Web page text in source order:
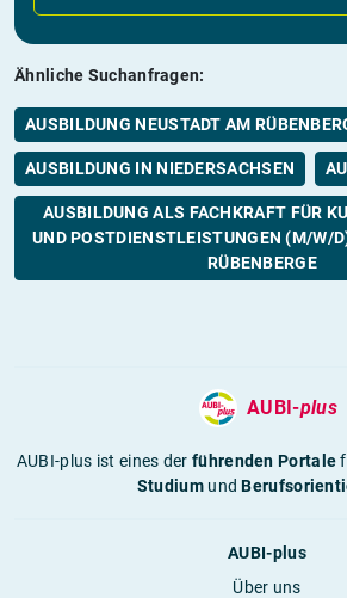
Ähnliche Suchanfragen:
AUSBILDUNG NEUSTADT AM
AUSBILDUNG IN NIEDERSACHSEN
AUSBILDUNG ALS FACHKRAFT FÜR
UND POSTDIENSTLEISTUNGEN (M/W/
RÜBENBERGE
AUBI-plus
AUBI-plus ist eines derführenden Portale
Studiumund
AUBI-plus
Über uns